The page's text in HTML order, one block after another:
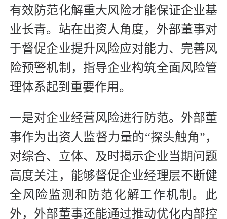
有效防范化解重大风险才能保证企业基
业长青。站在出资人角度，外部董事对
于督促企业提升风险应对能力、完善风
险预警机制，指导企业构筑全面风险管
理体系起到重要作用。
一是对企业经营风险进行防范。外部董
事作为出资人监督力量的“探头触角”，
对综合、立体、及时揭示企业当期问题
高度关注，能够督促企业经理层不断健
全风险监测和防范化解工作机制。此
外，外部董事还能通过推动优化内部控